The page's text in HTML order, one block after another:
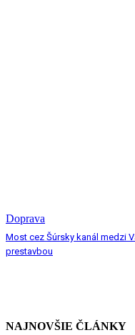
Doprava
Most cez Šúrsky kanál medzi
prestavbou
NAJNOVŠIE ČLÁNKY